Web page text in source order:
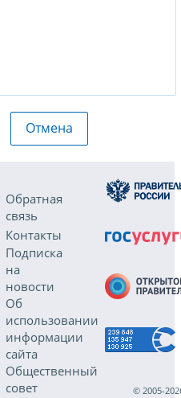
Отмена
Обратная
связь
Контакты
Подписка
на
новости
Об
использовании
информации
сайта
Общественный
совет
© 2005-